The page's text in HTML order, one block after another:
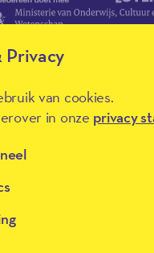
Privacy
van cookies.
in onze privacy
Muziek in de Klas heeft de
Erkend Goed Doel.